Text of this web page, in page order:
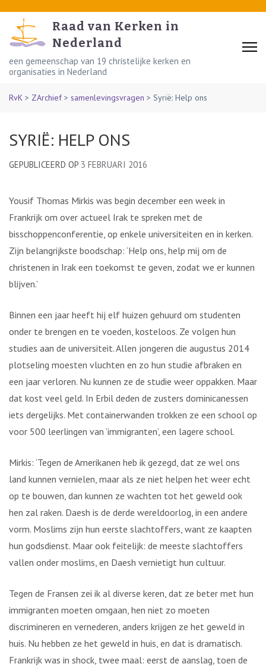
content
(Press
Enter)
Raad van Kerken in
Nederland
een gemeenschap van 19 christelijke kerken en
organisaties in Nederland
RvK > ZArchief > samenlevingsvragen > Syrië: Help ons
SYRIË: HELP ONS
GEPUBLICEERD OP 3 FEBRUARI 2016
Yousif Thomas Mirkis was begin december een week in
Frankrijk om over actueel Irak te spreken met de
bisschoppenconferentie, op enkele universiteiten en in kerken.
Zijn belangrijkste boodschap: ‘Help ons, help mij om de
christenen in Irak een toekomst te geven, zodat we er kunnen
blijven.’
Binnen een jaar heeft hij elf huizen gehuurd om studenten
onder te brengen en te voeden, kosteloos. Ze volgen hun
studies aan de universiteit. Allen jongeren die augustus 2014
plotseling moesten vluchten en zo hun studie afbraken en
een jaar verloren. Nu kunnen ze de studie weer oppakken. Maar
dat kost veel geld. In Erbil deden de zusters dominicanessen
iets dergelijks. Met containerwanden trokken ze een school op
voor 500 leerlingen van ‘immigranten’, een lagere school.
Mirkis: ‘Tegen de Amerikanen heb ik gezegd, dat ze wel ons
land kunnen vernielen, maar als ze niet helpen het weer echt
op te bouwen, dan kunnen ze wachten tot het geweld ook
hen zal raken. Daesh is de derde wereldoorlog, in een andere
vorm. Moslims zijn hun eerste slachtoffers, want ze kaapten
hun godsdienst. Maar ook feitelijk: de meeste slachtoffers
vallen onder moslims, en Daesh vernietigt hun cultuur.
Tegen de Fransen zei ik al diverse keren, dat ze beter met hun
immigranten moeten omgaan, hen niet zo moeten
discrimineren en vernederen, anders krijgen ze het geweld in
huis. Nu hebben ze het geweld in huis, en dat is dramatisch.
Frankrijk was in shock, twee maal: eerst de aanslag, toen de